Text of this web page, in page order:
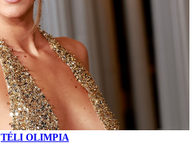
TÉLI OLIMPIA